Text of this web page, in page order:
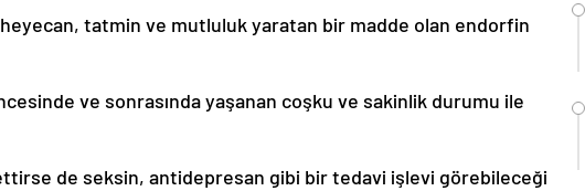
heyecan, tatmin ve mutluluk yaratan bir madde olan endorfin
ve sonrasında yaşanan coşku ve sakinlik durumu ile
de seksin, antidepresan gibi bir tedavi işlevi görebileceği